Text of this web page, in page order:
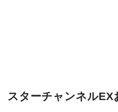
スターチャンネルEX